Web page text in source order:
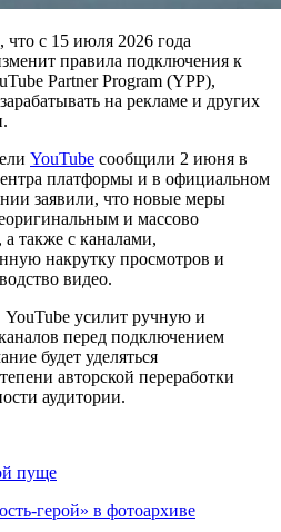
с 15 июля 2026 года
правила подключения к
Partner Program (YPP),
на рекламе и других
YouTube сообщили 2 июня в
платформы и в официальном
заявили, что новые меры
и массово
также с каналами,
накрутку просмотров и
видео.
усилит ручную и
перед подключением
будет уделяться
авторской переработки
аудитории.
пуще
герой» в фотоархиве